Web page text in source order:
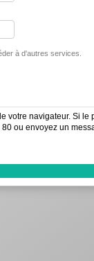
à d'autres services.
votre navigateur. Si le
ou envoyez un